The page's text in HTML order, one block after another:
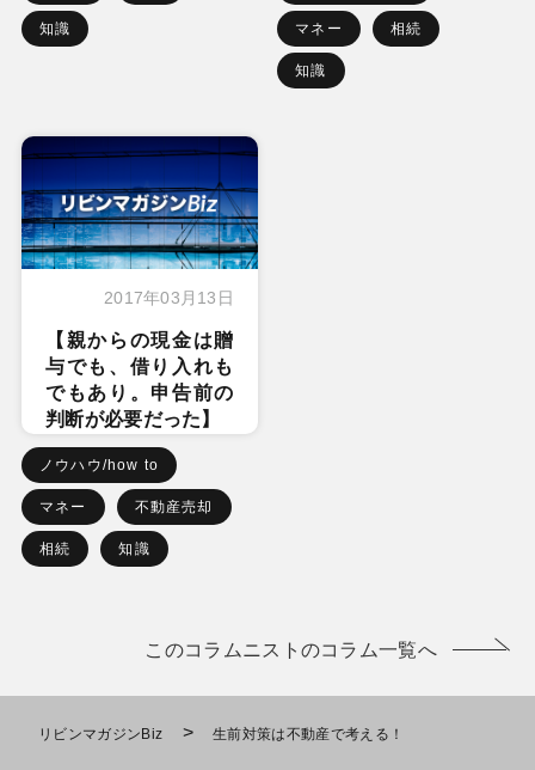
知識 マネー 相続
知識
2017年03月13日
【親からの現金は贈
与でも、借り入れも
でもあり。申告前の
判断が必要だった】
ノウハウ/how to
マネー 不動産売却
相続 知識
このコラムニストのコラム一覧へ
リビンマガジンBiz > 生前対策は不動産で考える！